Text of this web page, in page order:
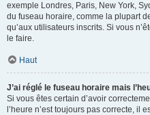
exemple Londres, Paris, New York,
du fuseau horaire, comme la plupart
qu’aux utilisateurs inscrits. Si vous
le faire.
Haut
J’ai réglé le fuseau horaire mais
Si vous êtes certain d’avoir
l’heure n’est toujours pas correcte, il